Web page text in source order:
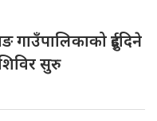
गाउँपालिकाको दुईदिने
सुरु